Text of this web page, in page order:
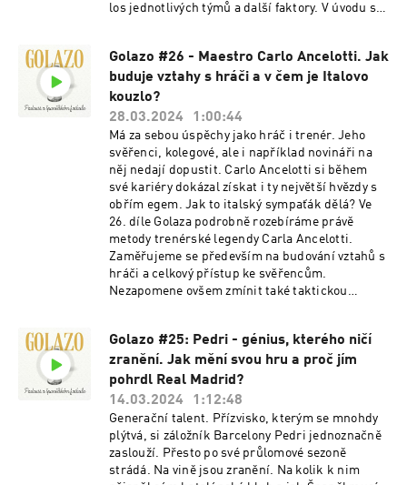
los jednotlivých týmů a další faktory. V úvodu se
čeká tradičně vítěz i poražený týdne a pozvánka
na následující kolo.
Golazo #26 - Maestro Carlo Ancelotti. Jak
buduje vztahy s hráči a v čem je Italovo
kouzlo?
28.03.2024
1:00:44
Má za sebou úspěchy jako hráč i trenér. Jeho
svěřenci, kolegové, ale i například novináři na
něj nedají dopustit. Carlo Ancelotti si během
své kariéry dokázal získat i ty největší hvězdy s
obřím egem. Jak to italský sympaťák dělá? Ve
26. díle Golaza podrobně rozebíráme právě
metody trenérské legendy Carla Ancelotti.
Zaměřujeme se především na budování vztahů s
hráči a celkový přístup ke svěřencům.
Nezapomene ovšem zmínit také taktickou
týdne, stejně jako na vítěze, poraženého a
pozvánky.
Golazo #25: Pedri - génius, kterého ničí
zranění. Jak mění svou hru a proč jím
pohrdl Real Madrid?
14.03.2024
1:12:48
Generační talent. Přízvisko, kterým se mnohdy
plýtvá, si záložník Barcelony Pedri jednoznačně
zaslouží. Přesto po své průlomové sezoně
strádá. Na vině jsou zranění. Na kolik k nim